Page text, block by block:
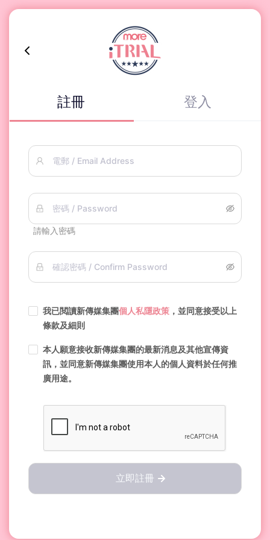
註冊 登入
電郵 / Email Address
密碼 / Password
請輸入密碼
確認密碼 / Confirm Password
我已閲讀新傳媒集團個人私隱政策 ，並同意接受以上
條款及細則
本人願意接收新傳媒集團的最新消息及其他宣傳資
訊，並同意新傳媒集團使用本人的個人資料於任何推
廣用途。
立即註冊